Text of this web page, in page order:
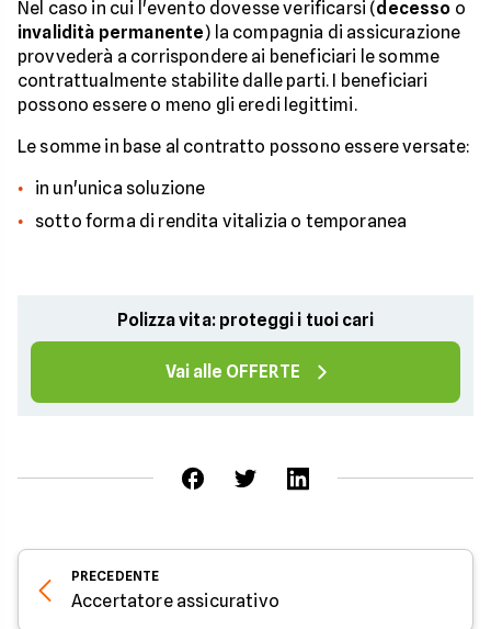
Nel caso in cui l'evento dovesse verificarsi (decesso o
invalidità permanente) la compagnia di assicurazione
provvederà a corrispondere ai beneficiari le somme
contrattualmente stabilite dalle parti. I beneficiari
possono essere o meno gli eredi legittimi.
Le somme in base al contratto possono essere versate:
in un'unica soluzione
sotto forma di rendita vitalizia o temporanea
Polizza vita: proteggi i tuoi cari
Vai alle OFFERTE
PRECEDENTE
Accertatore assicurativo